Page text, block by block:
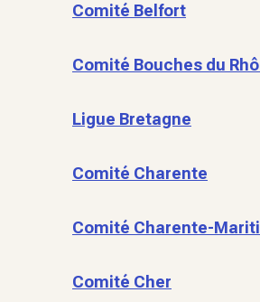
Comité Belfort
Comité Bouches du
Ligue Bretagne
Comité Charente
Comité Charente-
Comité Cher